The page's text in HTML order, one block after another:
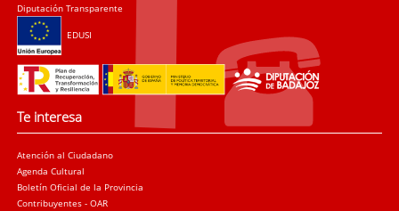
Diputación Transparente
EDUSI
Te interesa
Atención al Ciudadano
Agenda Cultural
Boletín Oficial de la Provincia
Contribuyentes - OAR